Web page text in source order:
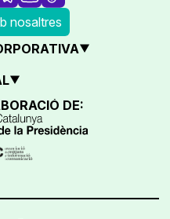
nosaltres
DE: